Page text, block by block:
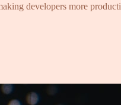
developers more